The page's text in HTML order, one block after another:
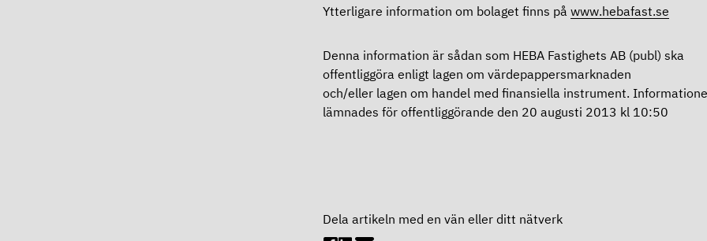
Ytterligare information om bolaget finns på www.hebafast.se
Denna information är sådan som HEBA Fastighets AB (publ) ska
offentliggöra enligt lagen om värdepappersmarknaden
och/eller lagen om handel med finansiella instrument.
lämnades för offentliggörande den 20 augusti 2013 kl 10:50
Dela artikeln med en vän eller ditt nätverk